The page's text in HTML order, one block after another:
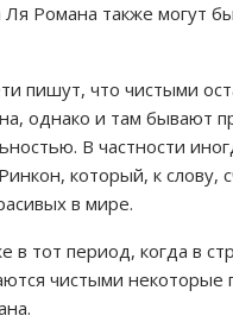
Ля Романа также могут
пишут, что чистыми
однако и там бывают
В частности
который, к слову,
в мире.
тот период, когда в
чистыми некоторые